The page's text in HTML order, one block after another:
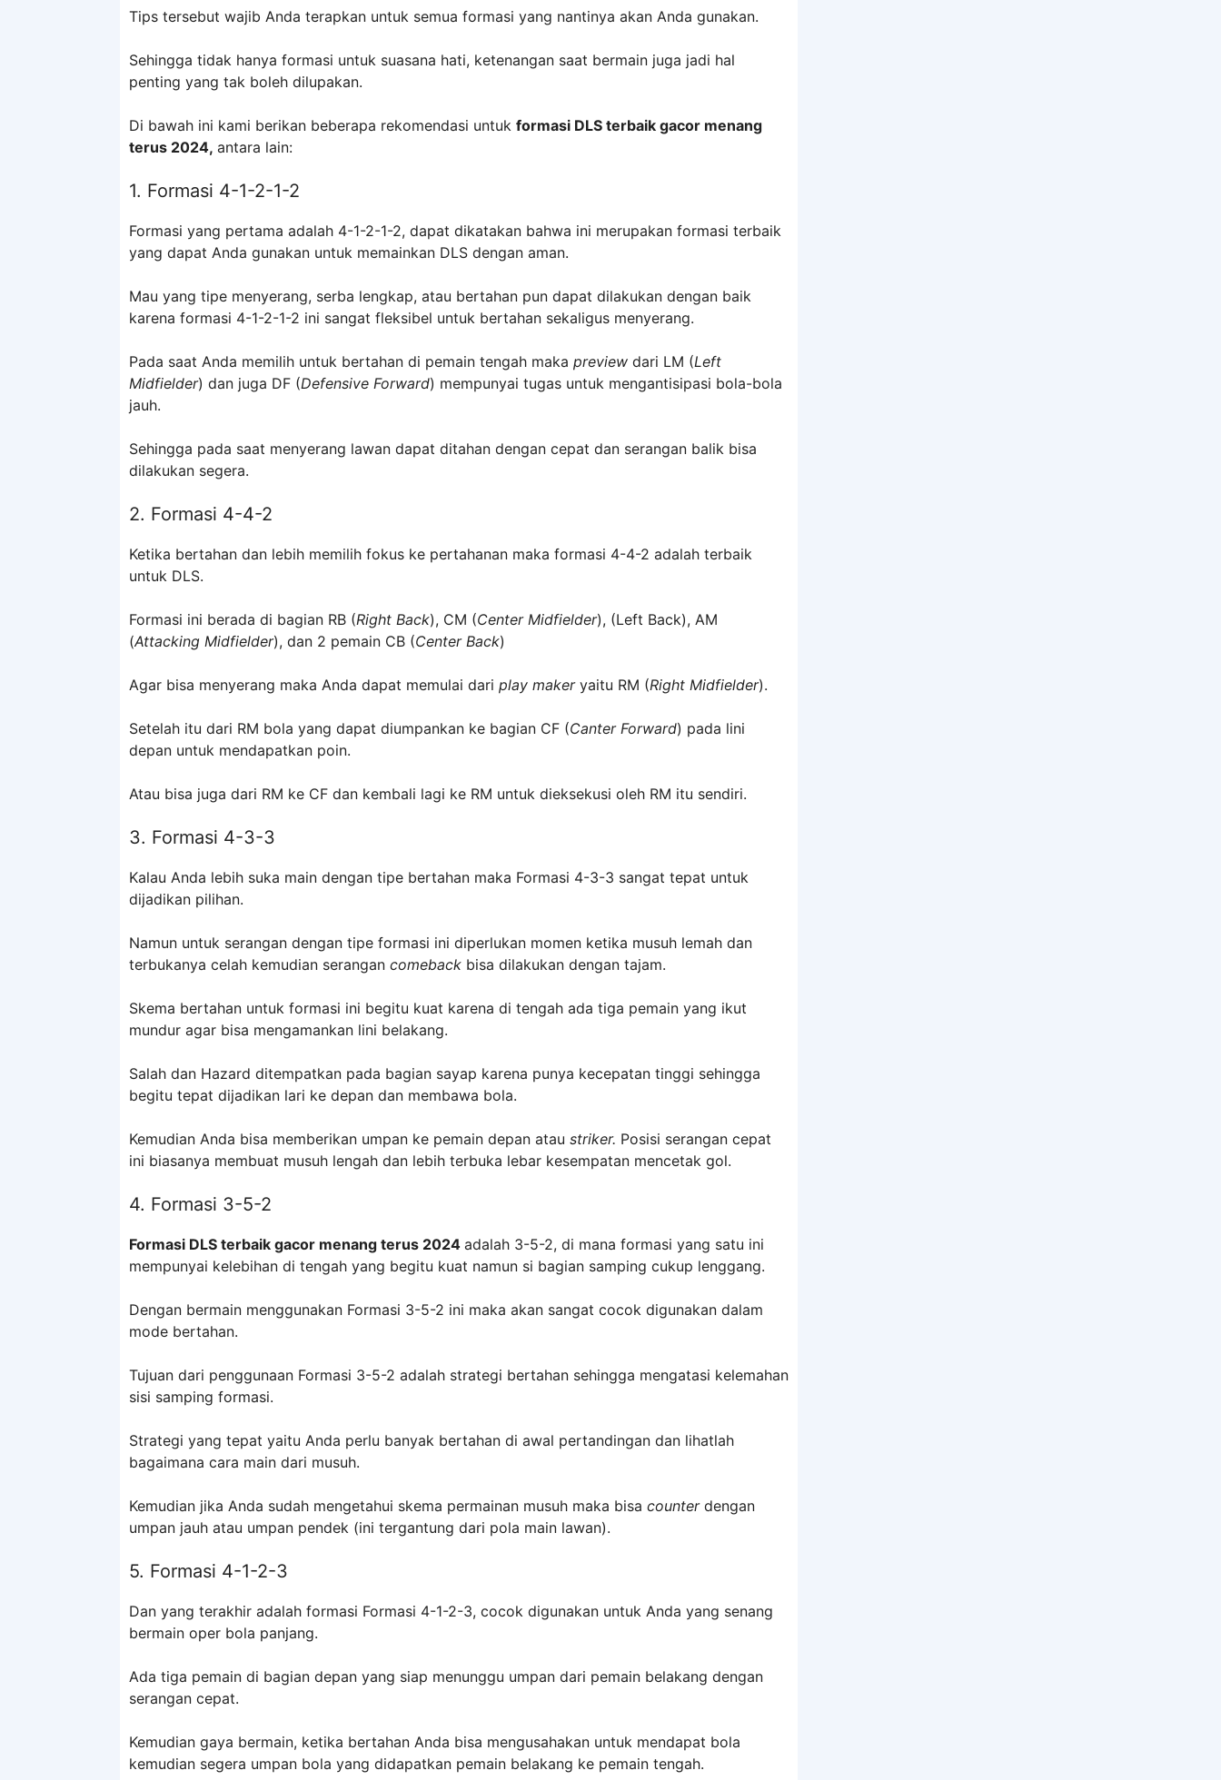
Tips tersebut wajib Anda terapkan untuk semua formasi yang nantinya akan Anda gunakan.
Sehingga tidak hanya formasi untuk suasana hati, ketenangan saat bermain juga jadi hal
penting yang tak boleh dilupakan.
Di bawah ini kami berikan beberapa rekomendasi untuk formasi DLS terbaik gacor menang
terus 2024, antara lain:
1. Formasi 4-1-2-1-2
Formasi yang pertama adalah 4-1-2-1-2, dapat dikatakan bahwa ini merupakan formasi terbaik
yang dapat Anda gunakan untuk memainkan DLS dengan aman.
Mau yang tipe menyerang, serba lengkap, atau bertahan pun dapat dilakukan dengan baik
karena formasi 4-1-2-1-2 ini sangat fleksibel untuk bertahan sekaligus menyerang.
Pada saat Anda memilih untuk bertahan di pemain tengah maka preview dari LM (Left
Midfielder) dan juga DF (Defensive Forward) mempunyai tugas untuk mengantisipasi bola-bola
jauh.
Sehingga pada saat menyerang lawan dapat ditahan dengan cepat dan serangan balik bisa
dilakukan segera.
2. Formasi 4-4-2
Ketika bertahan dan lebih memilih fokus ke pertahanan maka formasi 4-4-2 adalah terbaik
untuk DLS.
Formasi ini berada di bagian RB (Right Back), CM (Center Midfielder), (Left Back), AM
(Attacking Midfielder), dan 2 pemain CB (Center Back)
Agar bisa menyerang maka Anda dapat memulai dari play makeryaitu RM (Right Midfielder).
Setelah itu dari RM bola yang dapat diumpankan ke bagian CF (Canter Forward) pada lini
depan untuk mendapatkan poin.
Atau bisa juga dari RM ke CF dan kembali lagi ke RM untuk dieksekusi oleh RM itu sendiri.
3. Formasi 4-3-3
Kalau Anda lebih suka main dengan tipe bertahan maka Formasi 4-3-3 sangat tepat untuk
dijadikan pilihan.
Namun untuk serangan dengan tipe formasi ini diperlukan momen ketika musuh lemah dan
terbukanya celah kemudian serangan comeback bisa dilakukan dengan tajam.
Skema bertahan untuk formasi ini begitu kuat karena di tengah ada tiga pemain yang ikut
mundur agar bisa mengamankan lini belakang.
Salah dan Hazard ditempatkan pada bagian sayap karena punya kecepatan tinggi sehingga
begitu tepat dijadikan lari ke depan dan membawa bola.
Kemudian Anda bisa memberikan umpan ke pemain depan atau striker. Posisi serangan cepat
ini biasanya membuat musuh lengah dan lebih terbuka lebar kesempatan mencetak gol.
4. Formasi 3-5-2
Formasi DLS terbaik gacor menang terus 2024 adalah 3-5-2, di mana formasi yang satu ini
mempunyai kelebihan di tengah yang begitu kuat namun si bagian samping cukup lenggang.
Dengan bermain menggunakan Formasi 3-5-2 ini maka akan sangat cocok digunakan dalam
mode bertahan.
Tujuan dari penggunaan Formasi 3-5-2 adalah strategi bertahan sehingga mengatasi kelemahan
sisi samping formasi.
Strategi yang tepat yaitu Anda perlu banyak bertahan di awal pertandingan dan lihatlah
bagaimana cara main dari musuh.
Kemudian jika Anda sudah mengetahui skema permainan musuh maka bisa counterdengan
umpan jauh atau umpan pendek (ini tergantung dari pola main lawan).
5. Formasi 4-1-2-3
Dan yang terakhir adalah formasi Formasi 4-1-2-3, cocok digunakan untuk Anda yang senang
bermain oper bola panjang.
Ada tiga pemain di bagian depan yang siap menunggu umpan dari pemain belakang dengan
serangan cepat.
Kemudian gaya bermain, ketika bertahan Anda bisa mengusahakan untuk mendapat bola
kemudian segera umpan bola yang didapatkan pemain belakang ke pemain tengah.